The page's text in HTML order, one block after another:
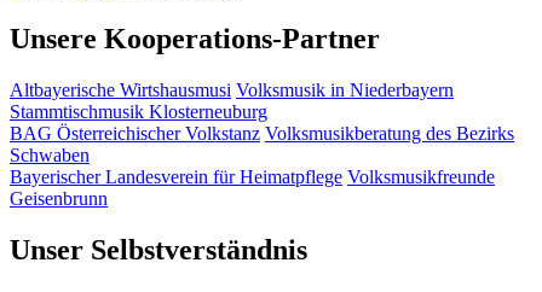
Unsere Kooperations-Partner
Altbayerische Wirtshausmusi Volksmusik in Niederbayern
Stammtischmusik Klosterneuburg
BAG Österreichischer Volkstanz Volksmusikberatung des Bezirks
Schwaben
Bayerischer Landesverein für Heimatpflege Volksmusikfreunde
Geisenbrunn
Unser Selbstverständnis